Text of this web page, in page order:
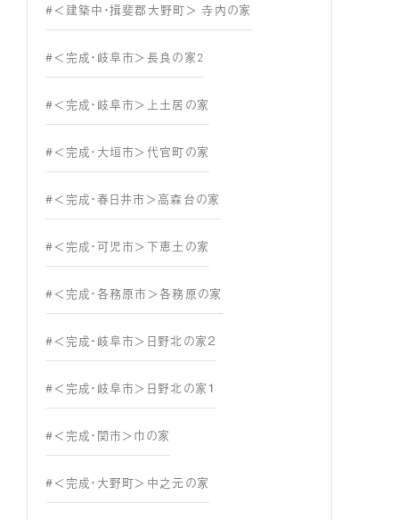
#＜建築中・揖斐郡大野町＞ 寺内の家
#＜完成・岐阜市＞長良の家2
#＜完成・岐阜市＞上土居の家
#＜完成・大垣市＞代官町の家
#＜完成・春日井市＞高森台の家
#＜完成・可児市＞下恵土の家
#＜完成・各務原市＞各務原の家
#＜完成・岐阜市＞日野北の家２
#＜完成・岐阜市＞日野北の家１
#＜完成・関市＞巾の家
#＜完成・大野町＞中之元の家